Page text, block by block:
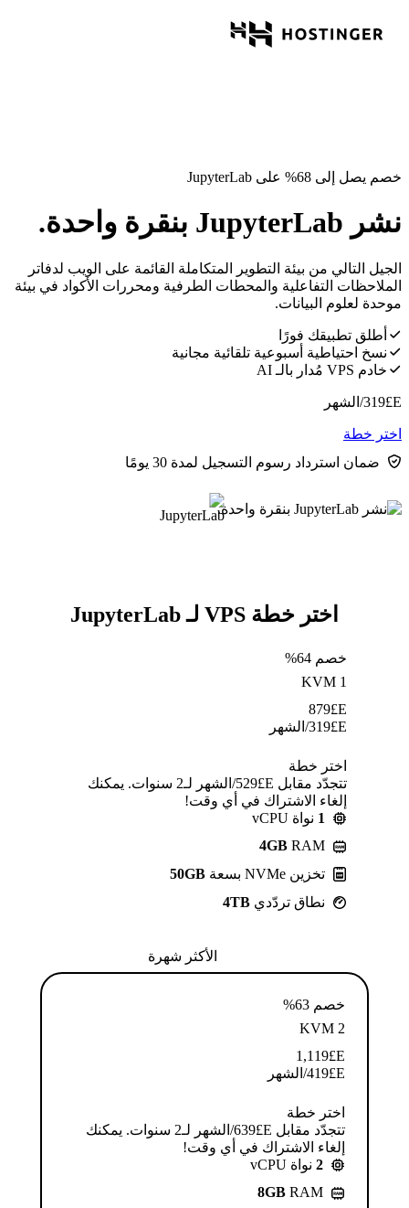
خصم يصل إلى 68% على JupyterLab
نشر JupyterLab بنقرة واحدة.
الجيل التالي من بيئة التطوير المتكاملة القائمة على الويب لدفاتر
الملاحظات التفاعلية والمحطات الطرفية ومحررات الأكواد في بيئة
موحدة لعلوم البيانات.
أطلق تطبيقك فورًا
نسخ احتياطية أسبوعية تلقائية مجانية
خادم VPS مُدار بالـ AI
E£
319/الشهر
اختر خطة
ضمان استرداد رسوم التسجيل لمدة 30 يومًا
اختر خطة VPS لـ JupyterLab
خصم 64%
KVM 1
E£
879
E£
319/الشهر
اختر خطة
تتجدّد مقابل E£⁦529⁩/الشهر لـ2 سنوات. يمكنك
إلغاء الاشتراك في أي وقت!
1 نواة vCPU
4GB RAM
تخزين NVMe بسعة
50GB
نطاق تردّدي 4TB
الأكثر شهرة
خصم 63%
KVM 2
E£
1,119
E£
419/الشهر
اختر خطة
تتجدّد مقابل E£⁦639⁩/الشهر لـ2 سنوات. يمكنك
إلغاء الاشتراك في أي وقت!
2 نواة vCPU
8GB RAM